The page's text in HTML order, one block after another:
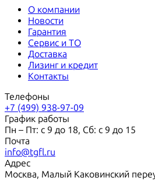
О компании
Новости
Гарантия
Сервис и ТО
Доставка
Лизинг и кредит
Контакты
Телефоны
+7 (499) 938-97-09
График работы
Пн – Пт: с 9 до 18, Сб: с 9 до 15
Почта
info@tgfl.ru
Адрес
Москва, Малый Каковинский